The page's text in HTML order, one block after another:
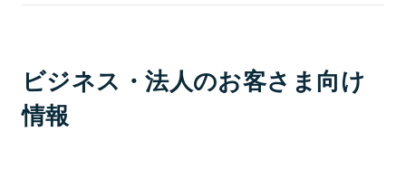
ビジネス・法人のお客さま向け
情報